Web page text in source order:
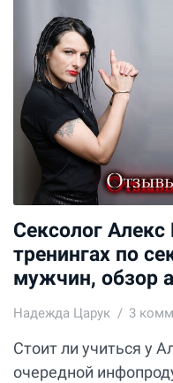
Сексолог
тренингах по
мужчин, обзор
Надежда Царук 3
Стоит ли учиться у
очередной